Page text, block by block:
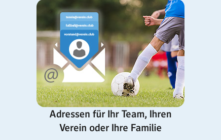
Adressen für Ihr Team, Ihren
Verein oder Ihre Familie